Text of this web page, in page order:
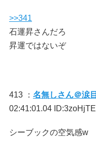
>>341
石運昇さんだろ
昇運ではないぞ
413 ： 名無しさん＠涙
02:41:01.04
シーブックの空気感w